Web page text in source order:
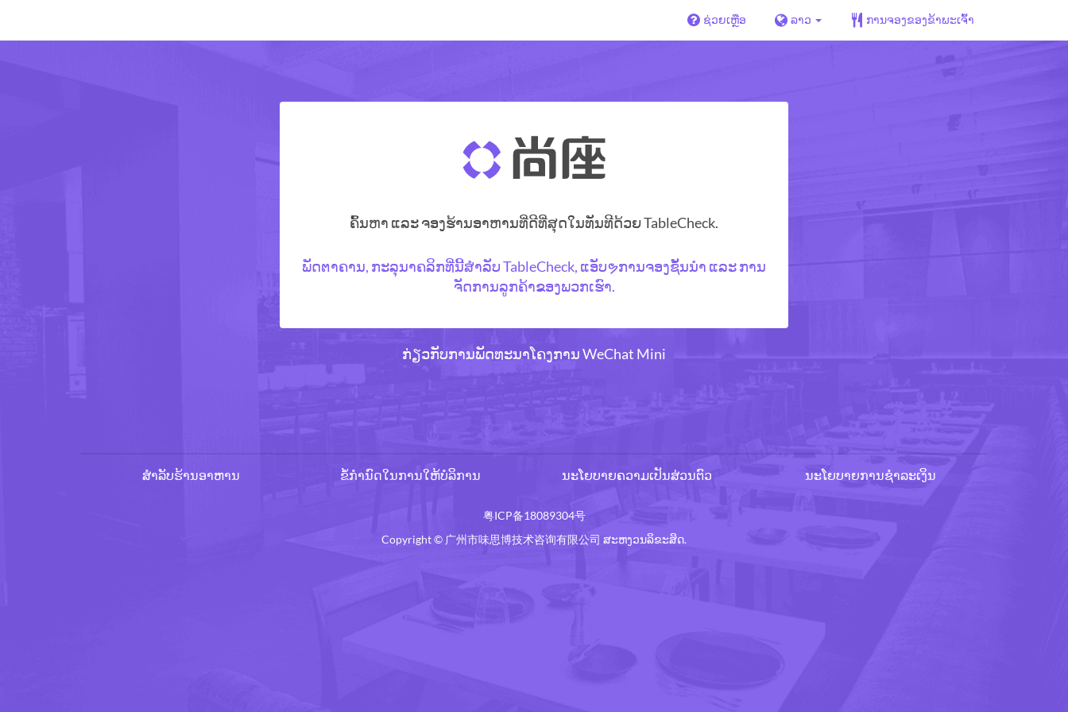
ຊ່ວຍເຫຼືອ ລາວ ການຈອງຂອງຂ້າພະເຈົ້າ
ຄົ້ນຫາ ແລະ ຈອງຮ້ານອາຫານທີ່ດີທີ່ສຸດໃນທັນທີດ້ວຍ TableCheck.
ພັດຕາຄານ, ກະລຸນາຄລິກທີ່ນີ້ສຳລັບ TableCheck, ແອັບຯການຈອງຊັ້ນນຳ ແລະ ການ
ຈັດການລູກຄ້າຂອງພວກເຮົາ.
ກ່ຽວກັບການພັດທະນາໂຄງການ WeChat Mini
ສຳລັບຮ້ານອາຫານ ຂໍ້ກຳນົດໃນການໃຫ້ບໍລິການ ນະໂຍບາຍຄວາມເປັນສ່ວນຕົວ ນະໂຍບາຍການຊຳລະເງິນ
粤ICP备18089304号
Copyright © 广州市味思博技术咨询有限公司 ສະຫງວນລິຂະສິດ.